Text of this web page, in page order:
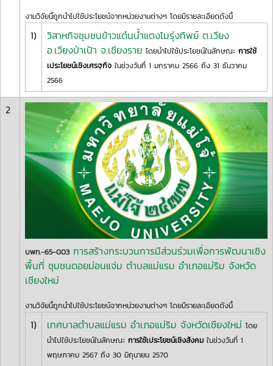
งานวิจัยนี้ถูกนำไปใช้ประโยชน์จากหน่วยงานต่างๆ โดยมีรายละเอียดดังนี้
1)
วิสาหกิจชุมชนข้าวแต๋นน้ำแตงโมรุ่งทิพย์ ต.เวียง
อ.เวียงป่าเป้า จ.เชียงราย โดยนำไปใช้ประโยชน์ในลักษณะ การใช้
เประโยชน์เชิงเศรฐกิจ ในช่วงวันที่ 1 มกราคม 2566 ถึง 31 ธันวาคม
2566
2
บพท.-65-003 การสร้างกระบวนการมีส่วนร่วมเพื่อการพัฒนาเชิง
พื้นที่ ชุมชนดอยม่อนแจ่ม ตำบลแม่แรม อำเภอแม่ริม จังหวัด
เชียงใหม่
งานวิจัยนี้ถูกนำไปใช้ประโยชน์จากหน่วยงานต่างๆ โดยมีรายละเอียดดังนี้
1) เทศบาลตำบลแม่แรม อำเภอแม่ริม จังหวัดเชียงใหม่ โดย
นำไปใช้ประโยชน์ในลักษณะ การใช้เประโยชน์เชิงสังคม ในช่วงวันที่ 1
พฤษภาคม 2567 ถึง 30 มิถุนายน 2570